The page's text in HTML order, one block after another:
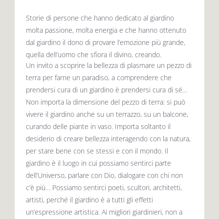
Storie di persone che hanno dedicato al giardino
molta passione, molta energia e che hanno ottenuto
dal giardino il dono di provare l’emozione più grande,
quella dell’uomo che sfiora il divino, creando.
Un invito a scoprire la bellezza di plasmare un pezzo di
terra per farne un paradiso, a comprendere che
prendersi cura di un giardino è prendersi cura di sé…
Non importa la dimensione del pezzo di terra: si può
vivere il giardino anche su un terrazzo, su un balcone,
curando delle piante in vaso. Importa soltanto il
desiderio di creare bellezza interagendo con la natura,
per stare bene con se stessi e con il mondo. Il
giardino è il luogo in cui possiamo sentirci parte
dell’Universo, parlare con Dio, dialogare con chi non
c’è più… Possiamo sentirci poeti, scultori, architetti,
artisti, perché il giardino è a tutti gli effetti
un’espressione artistica. Ai migliori giardinieri, non a